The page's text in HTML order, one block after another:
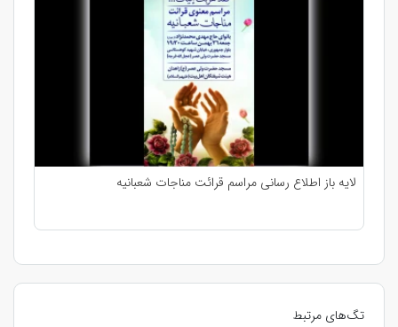
تگ‌های مرتبط
لایه باز اطلاع رسانی مراسم قرائت مناجات شعبانیه